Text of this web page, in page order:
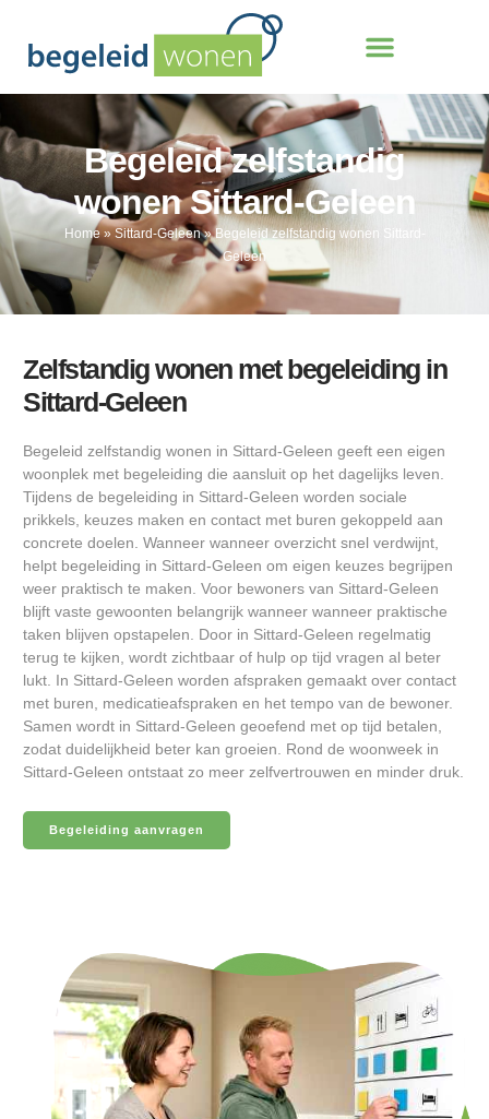
Begeleid zelfstandig
wonen Sittard-Geleen
Home» Sittard-Geleen»Begeleid zelfstandig wonen Sittard-
Geleen
Zelfstandig wonen met begeleiding in
Sittard-Geleen
Begeleid zelfstandig wonen in Sittard-Geleen geeft een eigen
woonplek met begeleiding die aansluit op het dagelijks leven.
Tijdens de begeleiding in Sittard-Geleen worden sociale
prikkels, keuzes maken en contact met buren gekoppeld aan
concrete doelen. Wanneer wanneer overzicht snel verdwijnt,
helpt begeleiding in Sittard-Geleen om eigen keuzes begrijpen
weer praktisch te maken. Voor bewoners van Sittard-Geleen
blijft vaste gewoonten belangrijk wanneer wanneer praktische
taken blijven opstapelen. Door in Sittard-Geleen regelmatig
terug te kijken, wordt zichtbaar of hulp op tijd vragen al beter
lukt. In Sittard-Geleen worden afspraken gemaakt over contact
met buren, medicatieafspraken en het tempo van de bewoner.
Samen wordt in Sittard-Geleen geoefend met op tijd betalen,
zodat duidelijkheid beter kan groeien. Rond de woonweek in
Sittard-Geleen ontstaat zo meer zelfvertrouwen en minder druk.
Begeleiding aanvragen